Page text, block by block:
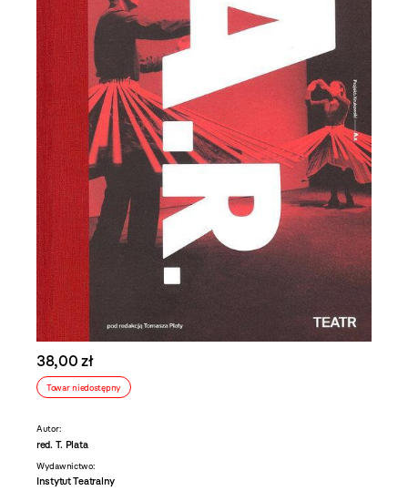
38,00 zł
Towar niedostępny
Autor:
red. T. Plata
Wydawnictwo:
Instytut Teatralny